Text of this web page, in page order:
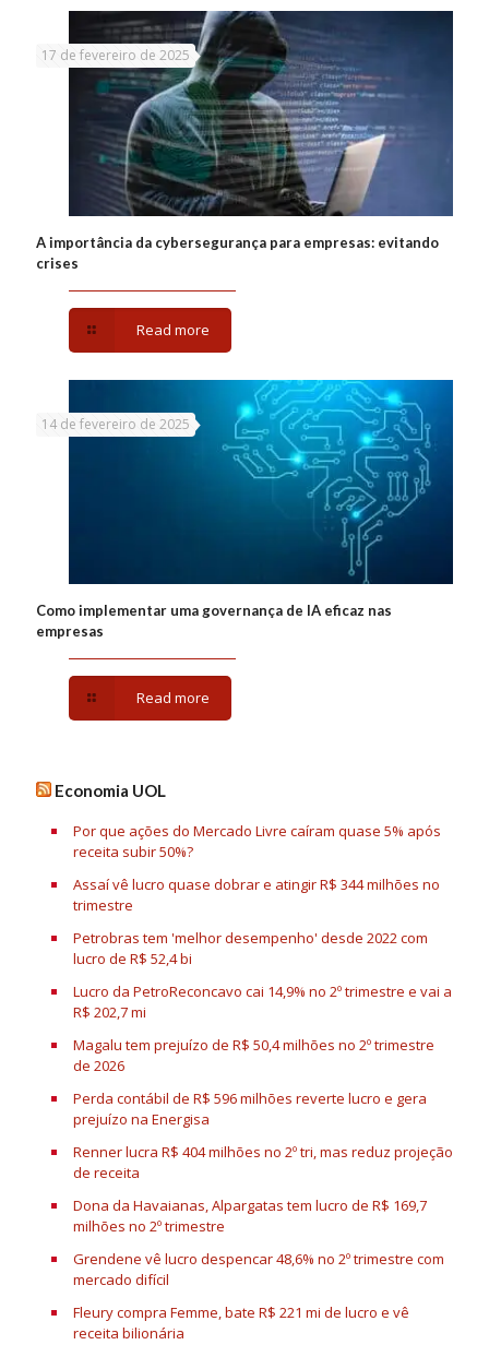
17 de fevereiro de 2025
A importância da cybersegurança para empresas: evitando
crises
Read more
14 de fevereiro de 2025
Como implementar uma governança de IA eficaz nas
empresas
Read more
Economia UOL
Por que ações do Mercado Livre caíram quase 5% após
receita subir 50%?
Assaí vê lucro quase dobrar e atingir R$ 344 milhões no
trimestre
Petrobras tem 'melhor desempenho' desde 2022 com
lucro de R$ 52,4 bi
Lucro da PetroReconcavo cai 14,9% no 2º trimestre e vai a
R$ 202,7 mi
Magalu tem prejuízo de R$ 50,4 milhões no 2º trimestre
de 2026
Perda contábil de R$ 596 milhões reverte lucro e gera
prejuízo na Energisa
Renner lucra R$ 404 milhões no 2º tri, mas reduz projeção
de receita
Dona da Havaianas, Alpargatas tem lucro de R$ 169,7
milhões no 2º trimestre
Grendene vê lucro despencar 48,6% no 2º trimestre com
mercado difícil
Fleury compra Femme, bate R$ 221 mi de lucro e vê
receita bilionária